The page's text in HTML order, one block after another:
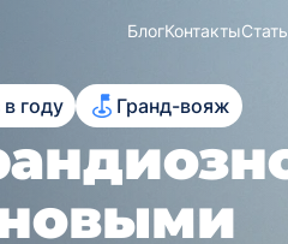
БлогКонтакты
в году Гранд-вояж